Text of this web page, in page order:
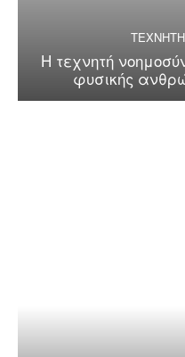
Η τεχνητή
φυσικής